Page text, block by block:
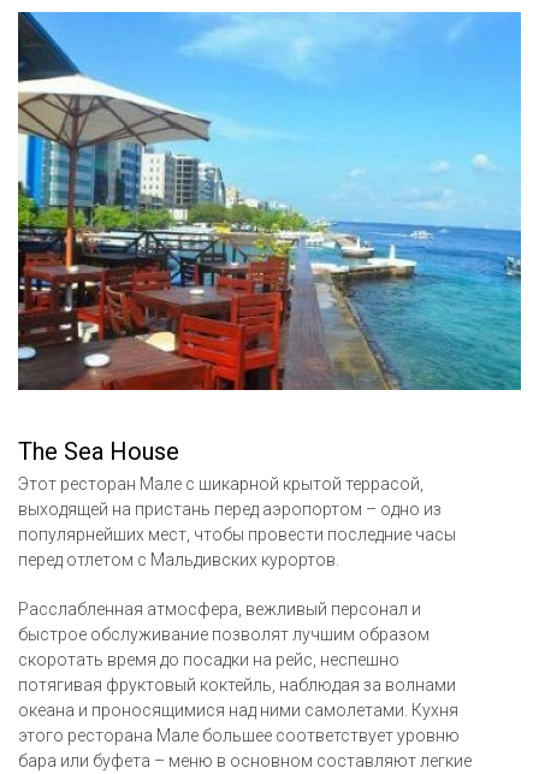
The Sea House
Этот ресторан Мале с шикарной крытой террасой,
выходящей на пристань перед аэропортом – одно из
популярнейших мест, чтобы провести последние часы
перед отлетом с Мальдивских курортов.
Расслабленная атмосфера, вежливый персонал и
быстрое обслуживание позволят лучшим образом
скоротать время до посадки на рейс, неспешно
потягивая фруктовый коктейль, наблюдая за волнами
океана и проносящимися над ними самолетами. Кухня
этого ресторана Мале большее соответствует уровню
бара или буфета – меню в основном составляют легкие